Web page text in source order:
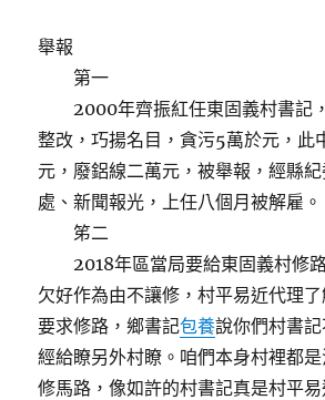
舉報
第一
2000年齊振紅任東固義村書記
整改，巧揚名目，貪污5萬於元，此
元，廢鋁線二萬元，被舉報，經縣
處、新聞報光，上任八個月被解雇。
笫二
2018年區當局要給東固義村修路
欠好作為由不讓修，村平易近代理
要求修路，鄉書記包養說你們村書
經給瞭另外村瞭。咱們本身村裡都
修馬路，像如許的村書記真是村平易